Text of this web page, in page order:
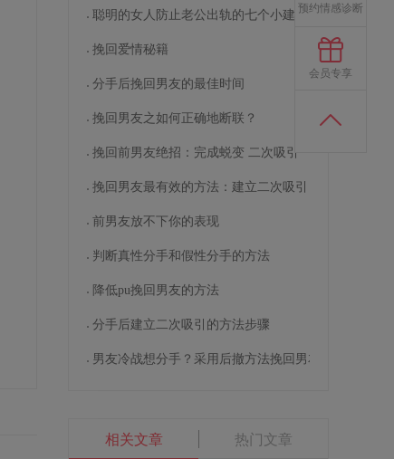
聪明的女人防止老公出轨的七个小建议
挽回爱情秘籍
分手后挽回男友的最佳时间
挽回男友之如何正确地断联？
挽回前男友绝招：完成蜕变 二次吸引
挽回男友最有效的方法：建立二次吸引
前男友放不下你的表现
判断真性分手和假性分手的方法
降低pu挽回男友的方法
分手后建立二次吸引的方法步骤
男友冷战想分手？采用后撤方法挽回男友
相关文章 热门文章
预约情感诊断
会员专享